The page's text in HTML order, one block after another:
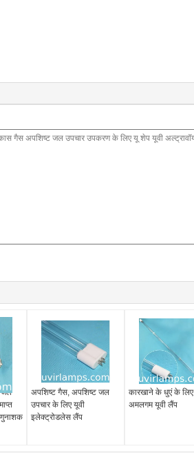
जल
अपशिष्ट गैस, अपशिष्ट जल
उपचार के लिए यूवी
इलेक्ट्रोडलेस लैंप
कारखाने के धुएं के लिए
अमलगम यूवी लैंप